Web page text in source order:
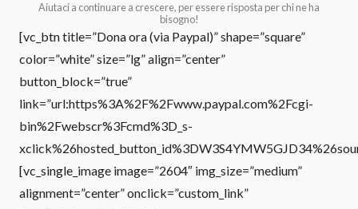
Aiutaci a continuare a crescere, per essere risposta per chi ne ha
bisogno!
[vc_btn title=”Dona ora (via Paypal)” shape=”square”
color=”white” size=”lg” align=”center”
button_block=”true”
link=”url:https%3A%2F%2Fwww.paypal.com%2Fcgi-
bin%2Fwebscr%3Fcmd%3D_s-
[vc_single_image image=”2604″ img_size=”medium”
alignment=”center” onclick=”custom_link”